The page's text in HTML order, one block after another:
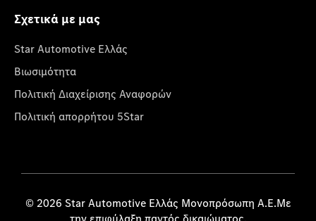
Σχετικά με μας
Star Automotive Ελλάς
Βιωσιμότητα
Πολιτική Διαχείρισης Αναφορών
Πολιτική απορρήτου 5Star
© 2026 Star Automotive Ελλάς Μονοπρόσωπη Α.Ε.Με
την επιφύλαξη παντός δικαιώματος.